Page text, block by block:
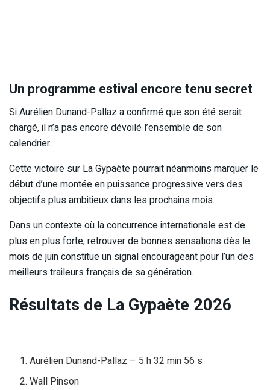
Un programme estival encore tenu secret
Si Aurélien Dunand-Pallaz a confirmé que son été serait
chargé, il n’a pas encore dévoilé l’ensemble de son
calendrier.
Cette victoire sur La Gypaète pourrait néanmoins marquer le
début d’une montée en puissance progressive vers des
objectifs plus ambitieux dans les prochains mois.
Dans un contexte où la concurrence internationale est de
plus en plus forte, retrouver de bonnes sensations dès le
mois de juin constitue un signal encourageant pour l’un des
meilleurs traileurs français de sa génération.
Résultats de La Gypaète 2026
Aurélien Dunand-Pallaz – 5 h 32 min 56 s
Wall Pinson